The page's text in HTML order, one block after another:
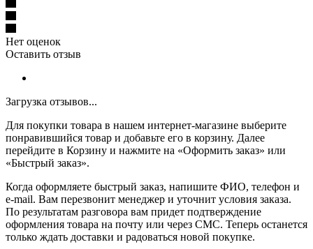
Нет оценок
Оставить отзыв
Загрузка отзывов...
Для покупки товара в нашем интернет-магазине выберите
понравившийся товар и добавьте его в корзину. Далее
перейдите в Корзину и нажмите на «Оформить заказ» или
«Быстрый заказ».
Когда оформляете быстрый заказ, напишите ФИО, телефон и
e-mail. Вам перезвонит менеджер и уточнит условия заказа.
По результатам разговора вам придет подтверждение
оформления товара на почту или через СМС. Теперь останется
только ждать доставки и радоваться новой покупке.